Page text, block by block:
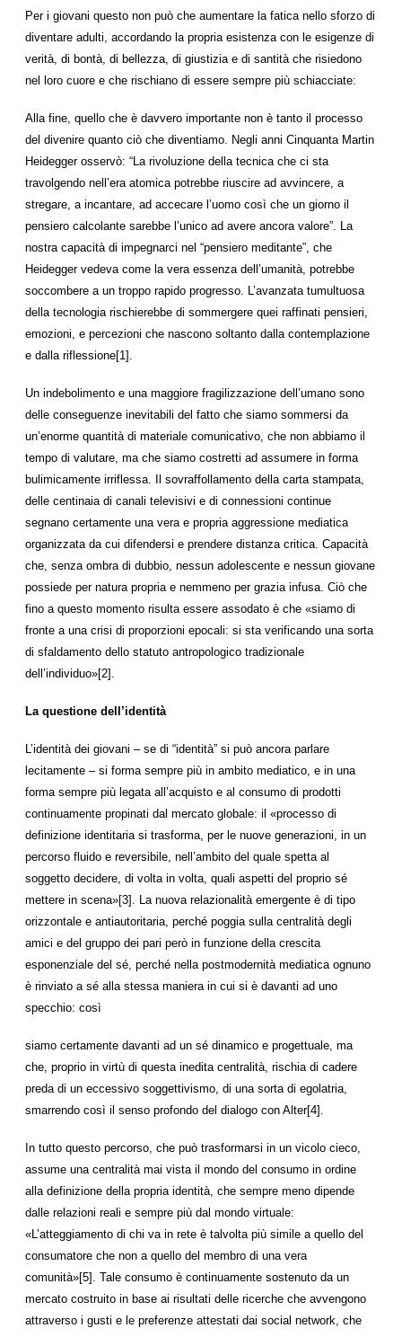
Per i giovani questo non può che aumentare la fatica nello sforzo di
diventare adulti, accordando la propria esistenza con le esigenze di
verità, di bontà, di bellezza, di giustizia e di santità che risiedono
nel loro cuore e che rischiano di essere sempre più schiacciate:
Alla fine, quello che è davvero importante non è tanto il processo
del divenire quanto ciò che diventiamo. Negli anni Cinquanta Martin
Heidegger osservò: “La rivoluzione della tecnica che ci sta
travolgendo nell’era atomica potrebbe riuscire ad avvincere, a
stregare, a incantare, ad accecare l’uomo così che un giorno il
pensiero calcolante sarebbe l’unico ad avere ancora valore”. La
nostra capacità di impegnarci nel “pensiero meditante”, che
Heidegger vedeva come la vera essenza dell’umanità, potrebbe
soccombere a un troppo rapido progresso. L’avanzata tumultuosa
della tecnologia rischierebbe di sommergere quei raffinati pensieri,
emozioni, e percezioni che nascono soltanto dalla contemplazione
e dalla riflessione[1].
Un indebolimento e una maggiore fragilizzazione dell’umano sono
delle conseguenze inevitabili del fatto che siamo sommersi da
un’enorme quantità di materiale comunicativo, che non abbiamo il
tempo di valutare, ma che siamo costretti ad assumere in forma
bulimicamente irriflessa. Il sovraffollamento della carta stampata,
delle centinaia di canali televisivi e di connessioni continue
segnano certamente una vera e propria aggressione mediatica
organizzata da cui difendersi e prendere distanza critica. Capacità
che, senza ombra di dubbio, nessun adolescente e nessun giovane
possiede per natura propria e nemmeno per grazia infusa. Ciò che
fino a questo momento risulta essere assodato è che «siamo di
fronte a una crisi di proporzioni epocali: si sta verificando una sorta
di sfaldamento dello statuto antropologico tradizionale
dell’individuo»[2].
La questione dell’identità
L’identità dei giovani – se di “identità” si può ancora parlare
lecitamente – si forma sempre più in ambito mediatico, e in una
forma sempre più legata all’acquisto e al consumo di prodotti
continuamente propinati dal mercato globale: il «processo di
definizione identitaria si trasforma, per le nuove generazioni, in un
percorso fluido e reversibile, nell’ambito del quale spetta al
soggetto decidere, di volta in volta, quali aspetti del proprio sé
mettere in scena»[3]. La nuova relazionalità emergente è di tipo
orizzontale e antiautoritaria, perché poggia sulla centralità degli
amici e del gruppo dei pari però in funzione della crescita
esponenziale del sé, perché nella postmodernità mediatica ognuno
è rinviato a sé alla stessa maniera in cui si è davanti ad uno
specchio: così
siamo certamente davanti ad un sé dinamico e progettuale, ma
che, proprio in virtù di questa inedita centralità, rischia di cadere
preda di un eccessivo soggettivismo, di una sorta di egolatria,
smarrendo così il senso profondo del dialogo con Alter[4].
In tutto questo percorso, che può trasformarsi in un vicolo cieco,
assume una centralità mai vista il mondo del consumo in ordine
alla definizione della propria identità, che sempre meno dipende
dalle relazioni reali e sempre più dal mondo virtuale:
«L’atteggiamento di chi va in rete è talvolta più simile a quello del
consumatore che non a quello del membro di una vera
comunità»[5]. Tale consumo è continuamente sostenuto da un
mercato costruito in base ai risultati delle ricerche che avvengono
attraverso i gusti e le preferenze attestati dai social network, che